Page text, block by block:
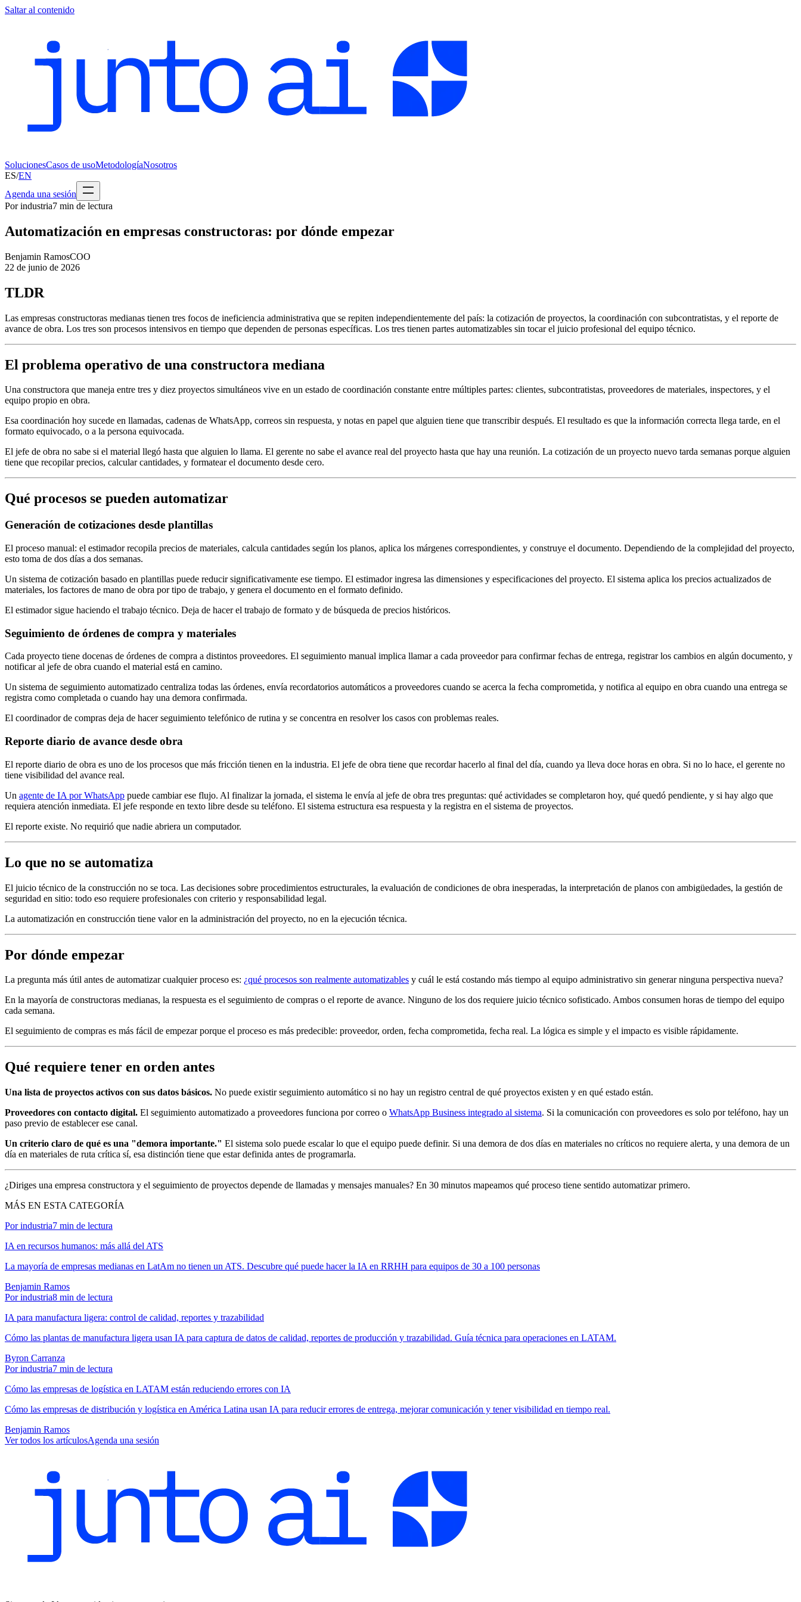
Saltar al contenido
SolucionesCasos de usoMetodologíaNosotros
ES/EN
Agenda una sesión
Por industria7 min de lectura
Automatización en empresas constructoras: por dónde empezar
Benjamin RamosCOO
22 de junio de 2026
TLDR
Las empresas constructoras medianas tienen tres focos de ineficiencia administrativa que se repiten independientemente del país: la cotización de proyectos, la coordinación con subcontratistas, y el reporte de
avance de obra. Los tres son procesos intensivos en tiempo que dependen de personas específicas. Los tres tienen partes automatizables sin tocar el juicio profesional del equipo técnico.
El problema operativo de una constructora mediana
Una constructora que maneja entre tres y diez proyectos simultáneos vive en un estado de coordinación constante entre múltiples partes: clientes, subcontratistas, proveedores de materiales, inspectores, y el
equipo propio en obra.
Esa coordinación hoy sucede en llamadas, cadenas de WhatsApp, correos sin respuesta, y notas en papel que alguien tiene que transcribir después. El resultado es que la información correcta llega tarde, en el
formato equivocado, o a la persona equivocada.
El jefe de obra no sabe si el material llegó hasta que alguien lo llama. El gerente no sabe el avance real del proyecto hasta que hay una reunión. La cotización de un proyecto nuevo tarda semanas porque alguien
tiene que recopilar precios, calcular cantidades, y formatear el documento desde cero.
Qué procesos se pueden automatizar
Generación de cotizaciones desde plantillas
El proceso manual: el estimador recopila precios de materiales, calcula cantidades según los planos, aplica los márgenes correspondientes, y construye el documento. Dependiendo de la complejidad del proyecto,
esto toma de dos días a dos semanas.
Un sistema de cotización basado en plantillas puede reducir significativamente ese tiempo. El estimador ingresa las dimensiones y especificaciones del proyecto. El sistema aplica los precios actualizados de
materiales, los factores de mano de obra por tipo de trabajo, y genera el documento en el formato definido.
El estimador sigue haciendo el trabajo técnico. Deja de hacer el trabajo de formato y de búsqueda de precios históricos.
Seguimiento de órdenes de compra y materiales
Cada proyecto tiene docenas de órdenes de compra a distintos proveedores. El seguimiento manual implica llamar a cada proveedor para confirmar fechas de entrega, registrar los cambios en algún documento, y
notificar al jefe de obra cuando el material está en camino.
Un sistema de seguimiento automatizado centraliza todas las órdenes, envía recordatorios automáticos a proveedores cuando se acerca la fecha comprometida, y notifica al equipo en obra cuando una entrega se
registra como completada o cuando hay una demora confirmada.
El coordinador de compras deja de hacer seguimiento telefónico de rutina y se concentra en resolver los casos con problemas reales.
Reporte diario de avance desde obra
El reporte diario de obra es uno de los procesos que más fricción tienen en la industria. El jefe de obra tiene que recordar hacerlo al final del día, cuando ya lleva doce horas en obra. Si no lo hace, el gerente no
tiene visibilidad del avance real.
Un agente de IA por WhatsApp puede cambiar ese flujo. Al finalizar la jornada, el sistema le envía al jefe de obra tres preguntas: qué actividades se completaron hoy, qué quedó pendiente, y si hay algo que
requiera atención inmediata. El jefe responde en texto libre desde su teléfono. El sistema estructura esa respuesta y la registra en el sistema de proyectos.
El reporte existe. No requirió que nadie abriera un computador.
Lo que no se automatiza
El juicio técnico de la construcción no se toca. Las decisiones sobre procedimientos estructurales, la evaluación de condiciones de obra inesperadas, la interpretación de planos con ambigüedades, la gestión de
seguridad en sitio: todo eso requiere profesionales con criterio y responsabilidad legal.
La automatización en construcción tiene valor en la administración del proyecto, no en la ejecución técnica.
Por dónde empezar
La pregunta más útil antes de automatizar cualquier proceso es: ¿qué procesos son realmente automatizables y cuál le está costando más tiempo al equipo administrativo sin generar ninguna perspectiva nueva?
En la mayoría de constructoras medianas, la respuesta es el seguimiento de compras o el reporte de avance. Ninguno de los dos requiere juicio técnico sofisticado. Ambos consumen horas de tiempo del equipo
cada semana.
El seguimiento de compras es más fácil de empezar porque el proceso es más predecible: proveedor, orden, fecha comprometida, fecha real. La lógica es simple y el impacto es visible rápidamente.
Qué requiere tener en orden antes
Una lista de proyectos activos con sus datos básicos. No puede existir seguimiento automático si no hay un registro central de qué proyectos existen y en qué estado están.
Proveedores con contacto digital. El seguimiento automatizado a proveedores funciona por correo o WhatsApp Business integrado al sistema. Si la comunicación con proveedores es solo por teléfono, hay un
paso previo de establecer ese canal.
Un criterio claro de qué es una "demora importante." El sistema solo puede escalar lo que el equipo puede definir. Si una demora de dos días en materiales no críticos no requiere alerta, y una demora de un
día en materiales de ruta crítica sí, esa distinción tiene que estar definida antes de programarla.
¿Diriges una empresa constructora y el seguimiento de proyectos depende de llamadas y mensajes manuales? En 30 minutos mapeamos qué proceso tiene sentido automatizar primero.
MÁS EN ESTA CATEGORÍA
Por industria7 min de lectura
IA en recursos humanos: más allá del ATS
La mayoría de empresas medianas en LatAm no tienen un ATS. Descubre qué puede hacer la IA en RRHH para equipos de 30 a 100 personas
Benjamin Ramos
Por industria8 min de lectura
IA para manufactura ligera: control de calidad, reportes y trazabilidad
Cómo las plantas de manufactura ligera usan IA para captura de datos de calidad, reportes de producción y trazabilidad. Guía técnica para operaciones en LATAM.
Byron Carranza
Por industria7 min de lectura
Cómo las empresas de logística en LATAM están reduciendo errores con IA
Cómo las empresas de distribución y logística en América Latina usan IA para reducir errores de entrega, mejorar comunicación y tener visibilidad en tiempo real.
Benjamin Ramos
Ver todos los artículosAgenda una sesión